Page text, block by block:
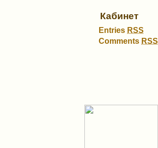
Кабинет
Entries RSS
Comments RSS